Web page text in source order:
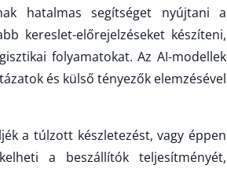
hatalmas segítséget nyújtani a
kereslet-előrejelzéseket készíteni,
folyamatokat. Az AI-modellek
és külső tényezők elemzésével
a túlzott készletezést, vagy éppen
a beszállítók teljesítményét,